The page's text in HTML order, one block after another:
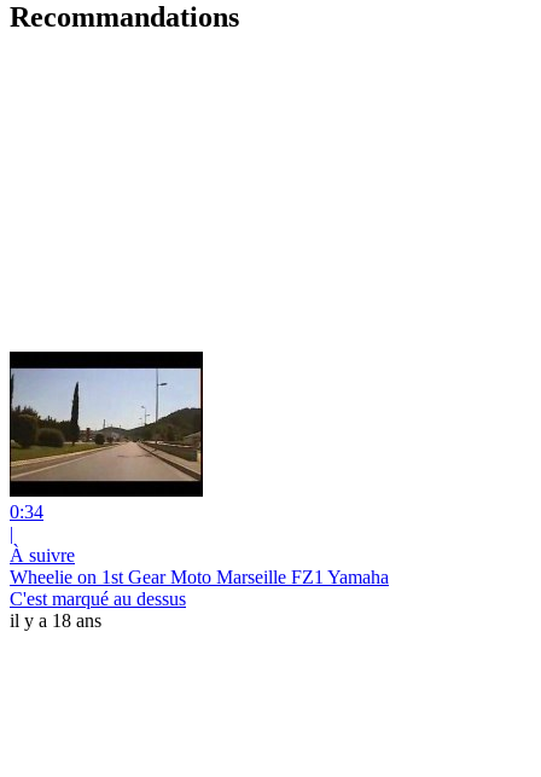
Recommandations
0:34
|
À suivre
Wheelie on 1st Gear Moto Marseille FZ1 Yamaha
C'est marqué au dessus
il y a 18 ans